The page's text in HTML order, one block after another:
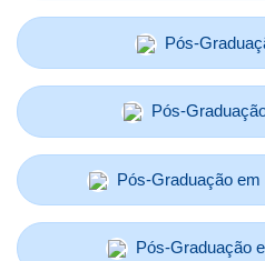
Pós-
Pós-
Pós-Graduação
Pós-Graduação